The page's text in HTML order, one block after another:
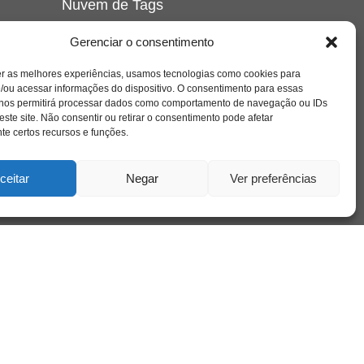
Gerenciar o consentimento
as melhores experiências, usamos tecnologias como cookies para
ou acessar informações do dispositivo. O consentimento para essas
permitirá processar dados como comportamento de navegação ou IDs
site. Não consentir ou retirar o consentimento pode afetar
certos recursos e funções.
Negar Ver preferências
Nuvem de Tags
crianca cuidado cultura depressao
educação família filme
freud infância insight jung liberdade livro
loucura luto maternidade
psicologia relato